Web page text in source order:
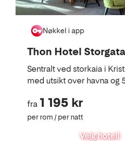
Thon Hotel Storgata
Sentralt ved storkaia i
med utsikt over havna og
Nøkkel i app
fra 1 195 kr
per rom / per natt
Velg hotell